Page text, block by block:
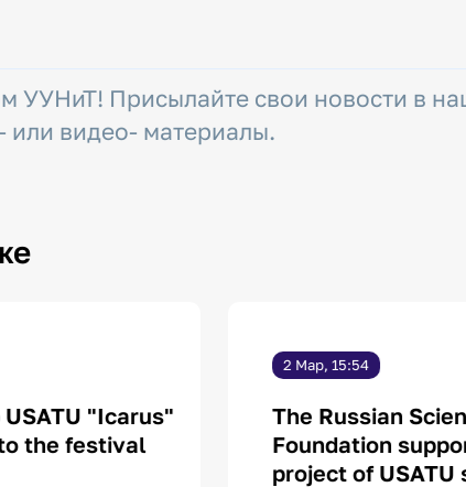
УУНиТ! Присылайте свои новости в
или видео- материалы.
"Icarus"
festival
2 Мар, 15:54
The Russian Science
Foundation supports
project of USATU